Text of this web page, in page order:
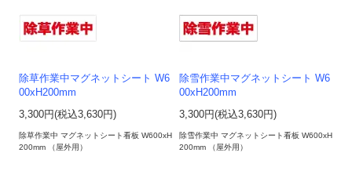
除草作業中マグネットシート W6
00xH200mm
3,300円(税込3,630円)
除草作業中 マグネットシート看板 W600xH
200mm （屋外用）
除雪作業中マグネットシート W6
00xH200mm
3,300円(税込3,630円)
除雪作業中 マグネットシート看板 W600xH
200mm （屋外用）